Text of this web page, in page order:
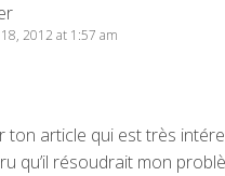
2012 at 1:57 am
ton article qui est très
cru qu’il résoudrait mon